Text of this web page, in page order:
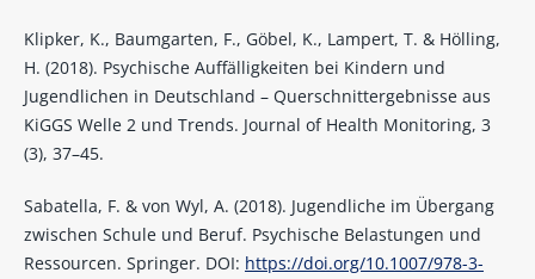
Klipker, K., Baumgarten, F., Göbel, K., Lampert, T. & Hölling,
H. (2018). Psychische Auffälligkeiten bei Kindern und
Jugendlichen in Deutschland – Querschnittergebnisse aus
KiGGS Welle 2 und Trends. Journal of Health Monitoring, 3
(3), 37–45.
Sabatella, F. & von Wyl, A. (2018). Jugendliche im Übergang
zwischen Schule und Beruf. Psychische Belastungen und
Ressourcen. Springer. DOI: https://doi.org/10.1007/978-3-